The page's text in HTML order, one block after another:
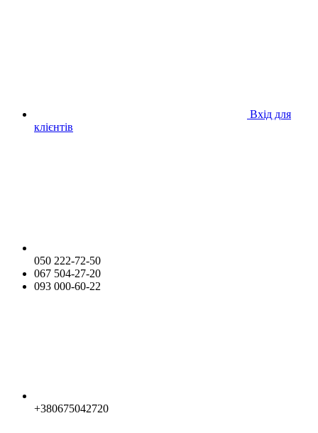
Вхід для
клієнтів
050 222-72-50
067 504-27-20
093 000-60-22
+380675042720